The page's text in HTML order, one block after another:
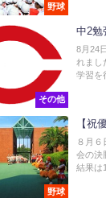
野球
その他
中2勉
8月24
れまし
学習を
野球
【祝
８月６
会の決
結果は